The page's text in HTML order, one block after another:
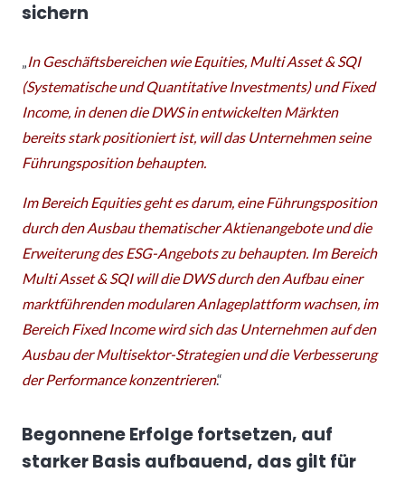
sichern
„In Geschäftsbereichen wie Equities, Multi Asset & SQI
(Systematische und Quantitative Investments) und Fixed
Income, in denen die DWS in entwickelten Märkten
bereits stark positioniert ist, will das Unternehmen seine
Führungsposition behaupten.
Im Bereich Equities geht es darum, eine Führungsposition
durch den Ausbau thematischer Aktienangebote und die
Erweiterung des ESG-Angebots zu behaupten. Im Bereich
Multi Asset & SQI will die DWS durch den Aufbau einer
marktführenden modularen Anlageplattform wachsen, im
Bereich Fixed Income wird sich das Unternehmen auf den
Ausbau der Multisektor-Strategien und die Verbesserung
der Performance konzentrieren.“
Begonnene Erfolge fortsetzen, auf
starker Basis aufbauend, das gilt für